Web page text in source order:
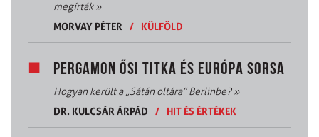
megírták»
MORVAY PÉTER / KÜLFÖLD
PERGAMON ŐSI TITKA ÉS EURÓPA SORSA
Hogyan került a „Sátán oltára” Berlinbe?»
DR. KULCSÁR ÁRPÁD
/ HIT ÉS ÉRTÉKEK